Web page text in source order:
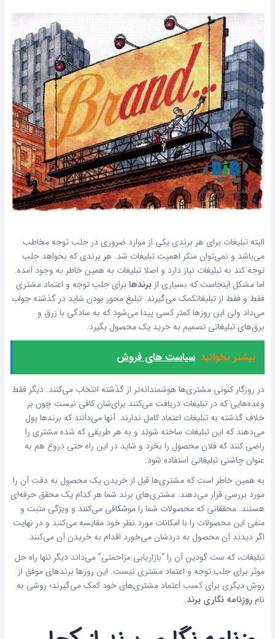
البته تبلیغات برای هر برندی یکی از موارد ضروری در جلب توجه مخاطب
می‌باشد و نمی‌توان منکر اهمیت تبلیغات شد. هر برندی که بخواهد جلب
توجه کند به تبلیغات نیاز دارد و اصلا تبلیغات به همین خاطر به وجود آمده.
اما مشکل اینجاست که بسیاری از برندها برای جلب توجه و اعتماد مشتری
فقط و فقط از تبلیغاتکمک می‌گیرند. تبلیغ محور بودن شاید در گذشته جواب
می‌داد ولی این روزها کمتر کسی پیدا می‌شود که به سادگی با زرق و
برق‌های تبلیغاتی تصمیم به خرید یک محصول بگیرد.
بیشتر بخوانید سیاست های فروش
در روزگار کنونی مشتری‌ها هوشمندانه‌تر از گذشته انتخاب می‌کنند. دیگر فقط
وعده‌هایی که در تبلیغات دریافت می‌کنند برای‌شان کافی نیست چون بر
خلاف گذشته به تبلیغات اعتماد کامل ندارند. آنها می‌دانند که برندها پول
می‌دهند که این تبلیغات ساخته شوند و به هر طریقی که شده مشتری را
راضی کنند که فلان محصول را بخرد و شاید در این راه حتی دروغ هم به
عنوان چاشنی تبلیغاتی استفاده شود.
به همین خاطر است که مشتری‌ها قبل از خریدن یک محصول به دقت آن را
مورد بررسی قرار می‌دهند. مشتری‌های برند شما هر کدام یک محقق حرفه‌ای
هستند. محققانی که محصولات شما را موشکافی می‌کنند و ویژگی مثبت و
منفی این محصولات را با امکانات مورد نظر خود مقایسه می‌کنند و در نهایت
اگر دیدند آن محصول به دردشان می‌خورد اقدام به خریدن آن می‌کنند.
تبلیغات، که ست گودینآن را “بازاریابی مزاحمتی” می‌داند دیگر تنها راه حل
موثر برای جلب توجه و اعتماد مشتری نیست. این روزها برندهای موفق از
روش‌ دیگری برای کسب اعتماد مشتری‌های خود کمک می‌گیرند؛ روشی به
نامروزنامه نگاری برند.